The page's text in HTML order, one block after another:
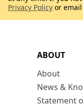
ABOUT
About
News &
Statement
Privacy Policy or